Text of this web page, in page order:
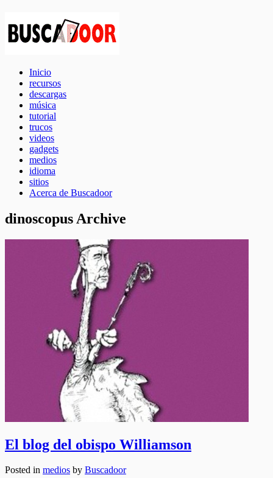
Inicio
recursos
descargas
música
tutorial
trucos
videos
gadgets
medios
idioma
sitios
Acerca de Buscadoor
dinoscopus Archive
El blog del obispo Williamson
Posted in medios by Buscadoor